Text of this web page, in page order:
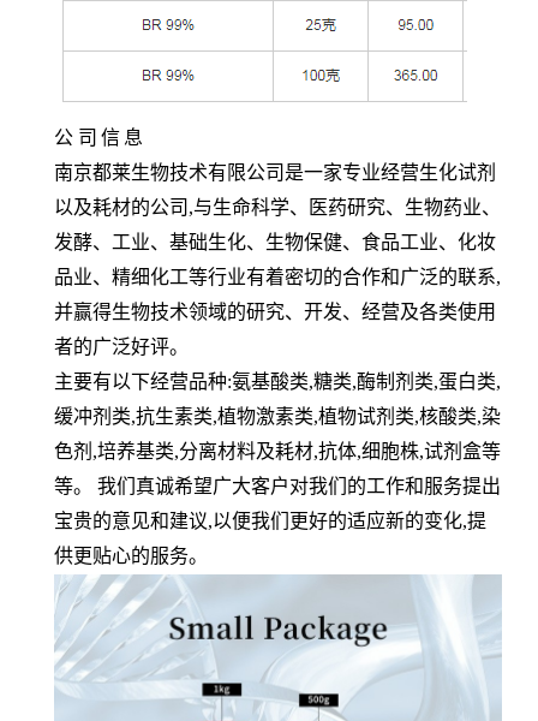
公 司 信 息
南京都莱生物技术有限公司是一家专业经营生化试剂
以及耗材的公司,与生命科学、医药研究、生物药业、
发酵、工业、基础生化、生物保健、食品工业、化妆
品业、精细化工等行业有着密切的合作和广泛的联系,
并赢得生物技术领域的研究、开发、经营及各类使用
者的广泛好评。
主要有以下经营品种:氨基酸类,糖类,酶制剂类,蛋白类,
缓冲剂类,抗生素类,植物激素类,植物试剂类,核酸类,染
色剂,培养基类,分离材料及耗材,抗体,细胞株,试剂盒等
等。 我们真诚希望广大客户对我们的工作和服务提出
宝贵的意见和建议,以便我们更好的适应新的变化,提
供更贴心的服务。